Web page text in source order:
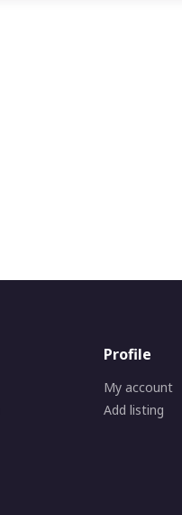
Profile
My account
Add listing